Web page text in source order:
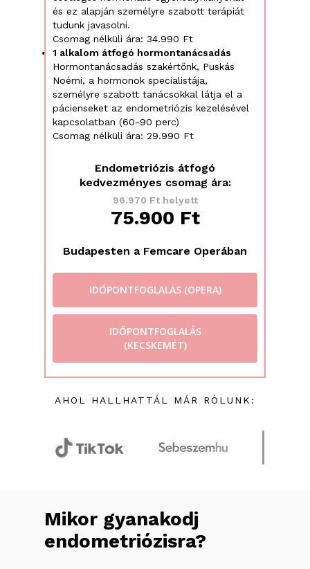
és ez alapján személyre szabott terápiát
tudunk javasolni.
Csomag nélküli ára: 34.990 Ft
1 alkalom átfogó hormontanácsadás
Hormontanácsadás szakértőnk, Puskás
Noémi, a hormonok specialistája,
személyre szabott tanácsokkal látja el a
pácienseket az endometriózis kezelésével
kapcsolatban (60-90 perc)
Csomag nélküli ára: 29.990 Ft
Endometriózis átfogó
kedvezményes csomag ára:
96.970 Ft helyett
75.900 Ft
Budapesten a Femcare Operában
IDŐPONTFOGLALÁS (OPERA)
IDŐPONTFOGLALÁS
(KECSKEMÉT)
AHOL HALLHATTÁL MÁR RÓLUNK:
Mikor gyanakodj
endometriózisra?